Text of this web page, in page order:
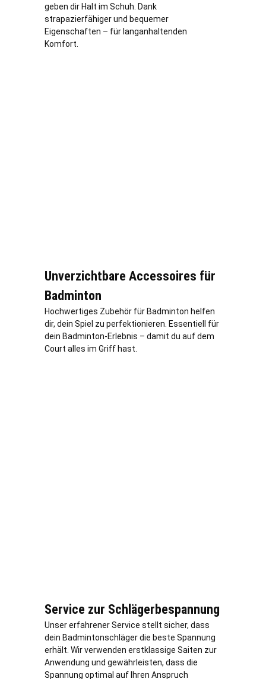
geben dir Halt im Schuh. Dank
strapazierfähiger und bequemer
Eigenschaften – für langanhaltenden
Komfort.
Unverzichtbare Accessoires für
Badminton
Hochwertiges Zubehör für Badminton helfen
dir, dein Spiel zu perfektionieren. Essentiell für
dein Badminton-Erlebnis – damit du auf dem
Court alles im Griff hast.
Service zur Schlägerbespannung
Unser erfahrener Service stellt sicher, dass
dein Badmintonschläger die beste Spannung
erhält. Wir verwenden erstklassige Saiten zur
Anwendung und gewährleisten, dass die
Spannung optimal auf Ihren Anspruch